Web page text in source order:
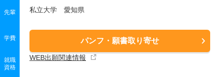
私立大学 愛知県
パンフ・願書取り寄せ
WEB出願関連情報
先輩
学費
就職
資格